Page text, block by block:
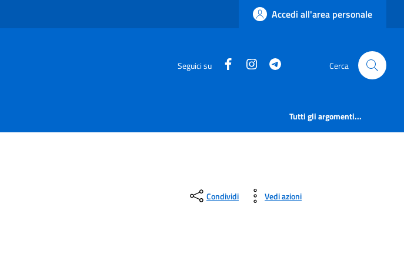
Accedi all'area personale
Seguici su FacebookInstagram Cerca
Tutti gli argomenti...
Condividi Vedi azioni